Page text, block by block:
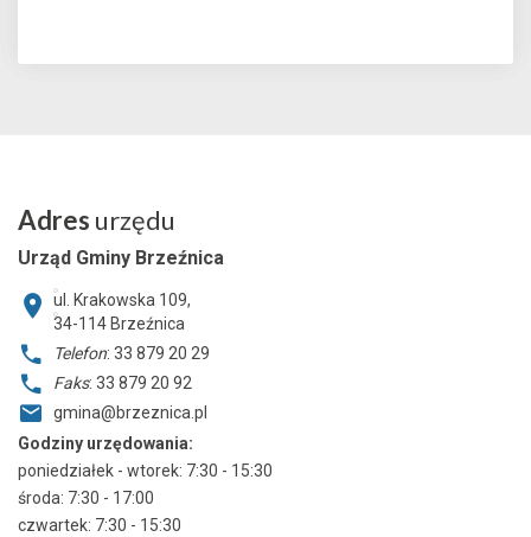
Adres urzędu
Urząd Gminy Brzeźnica
ul. Krakowska 109,
34-114 Brzeźnica
Telefon: 33 879 20 29
Faks: 33 879 20 92
gmina@brzeznica.pl
Godziny urzędowania:
poniedziałek - wtorek: 7:30 - 15:30
środa: 7:30 - 17:00
czwartek: 7:30 - 15:30